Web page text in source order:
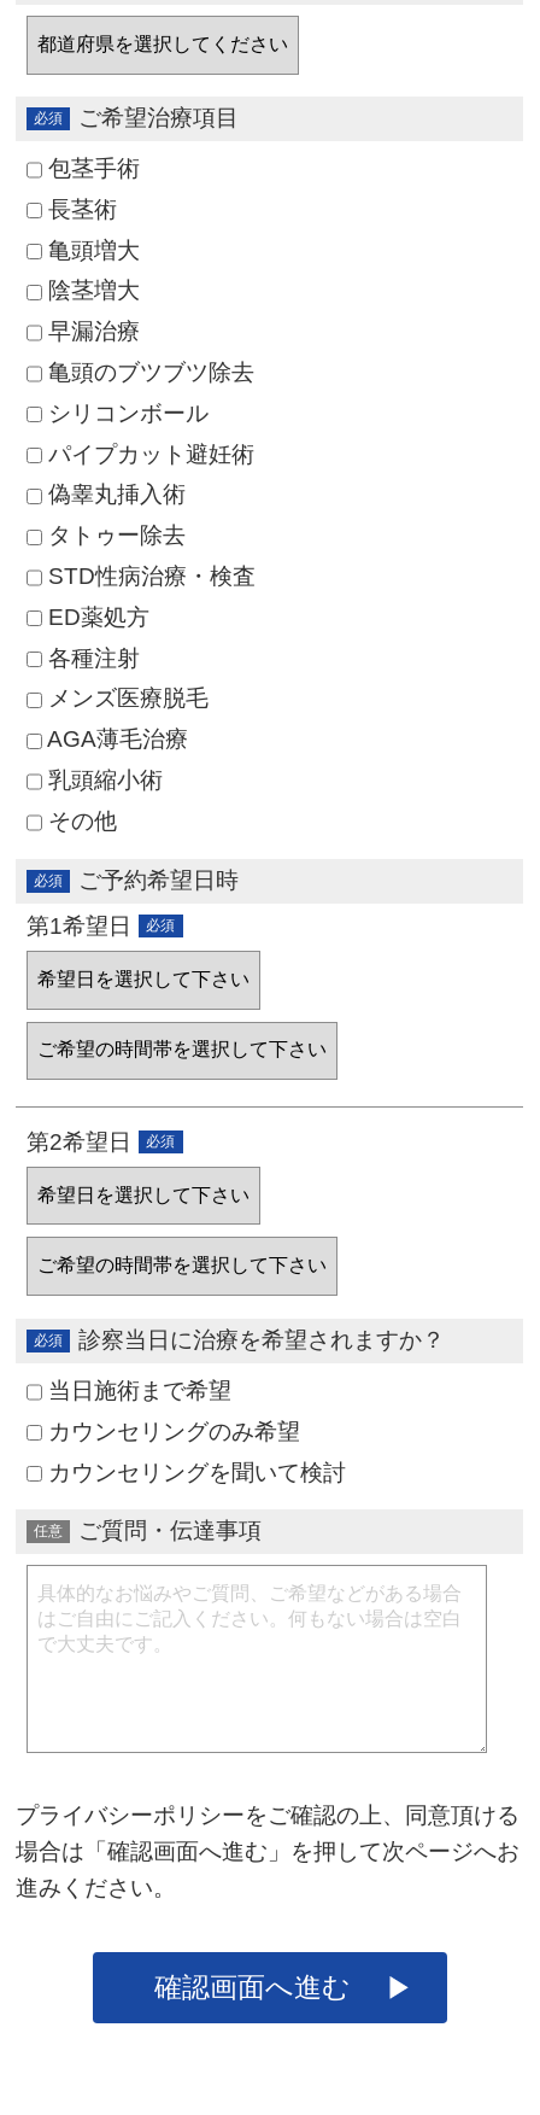
ご希望治療項目
包茎手術
長茎術
亀頭増大
陰茎増大
早漏治療
亀頭のブツブツ除去
シリコンボール
パイプカット避妊術
偽睾丸挿入術
タトゥー除去
STD性病治療・検査
ED薬処方
各種注射
メンズ医療脱毛
AGA薄毛治療
乳頭縮小術
その他
ご予約希望日時
第1希望日
第2希望日
診察当日に治療を希望されますか？
当日施術まで希望
カウンセリングのみ希望
カウンセリングを聞いて検討
ご質問・伝達事項
プライバシーポリシーをご確認の上、同意頂ける
場合は「確認画面へ進む」を押して次ページへお
進みください。